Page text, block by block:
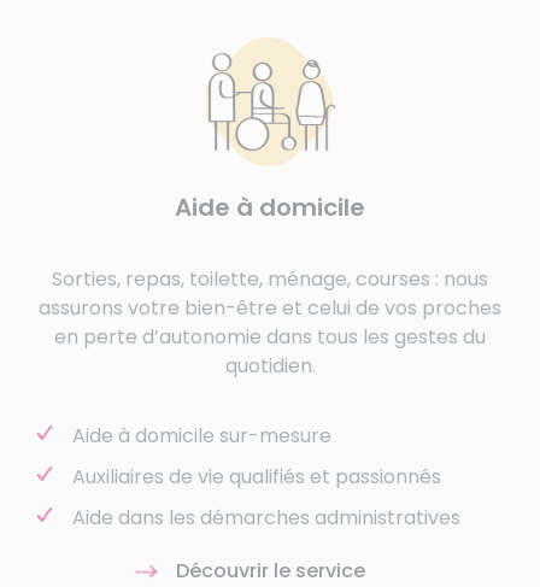
Aide à domicile
Sorties, repas, toilette, ménage, courses : nous
assurons votre bien-être et celui de vos proches
en perte d’autonomie dans tous les gestes du
quotidien.
Aide à domicile sur-mesure
Auxiliaires de vie qualifiés et passionnés
Aide dans les démarches administratives
Découvrir le service